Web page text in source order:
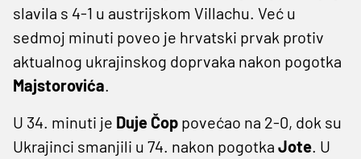
slavila s 4-1 u austrijskom Villachu. Već u
sedmoj minuti poveo je hrvatski prvak protiv
aktualnog ukrajinskog doprvaka nakon pogotka
Majstorovića.
U 34. minuti je Duje Čop povećao na 2-0, dok su
Ukrajinci smanjili u 74. nakon pogotka Jote. U